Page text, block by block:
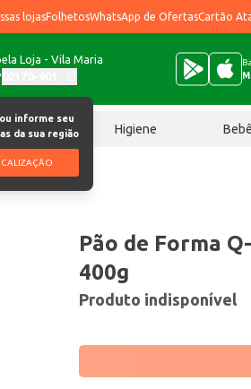
lojasFolhetosWhatsApp de OfertasCartão
Loja - Vila Maria
informe seu
da sua região
Higiene
400g
Pão de Forma
400g
Produto indisponível